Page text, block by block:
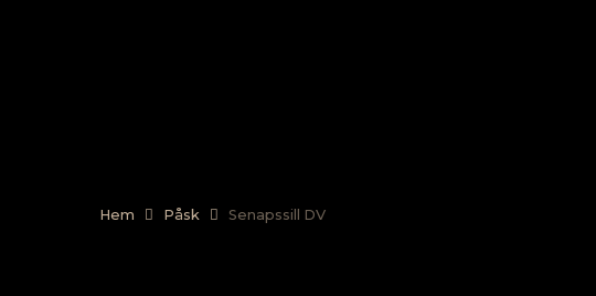
Hem Påsk Senapssill DV